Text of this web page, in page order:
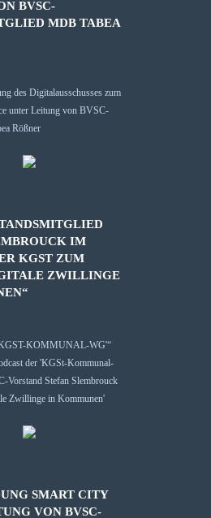
BVSC-
MDB TABEA
IM
KGST ZUM
ZWILLINGE
KOMMUNAL-WG'“
SMART CITY
VON BVSC-